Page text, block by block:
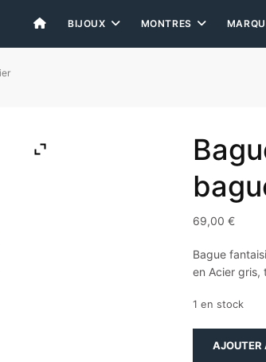
BIJOUX MONTRES
69,00 €
Bague
en Acier gris,
1 en stock
AJOUTER